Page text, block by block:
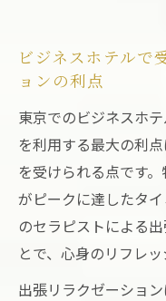
ビジネスホテルで
ョンの利点
東京でのビジネスホ
を利用する最大の利
を受けられる点です
がピークに達したタ
のセラピストによる
とで、心身のリフレッ
出張リラクゼーショ